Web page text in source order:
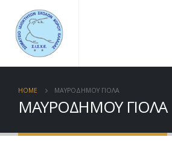
HOME ΜΑΥΡΟΔΗΜΟΥ ΓΙΟΛΑ
ΜΑΥΡΟΔΗΜΟΥ ΓΙΟΛΑ